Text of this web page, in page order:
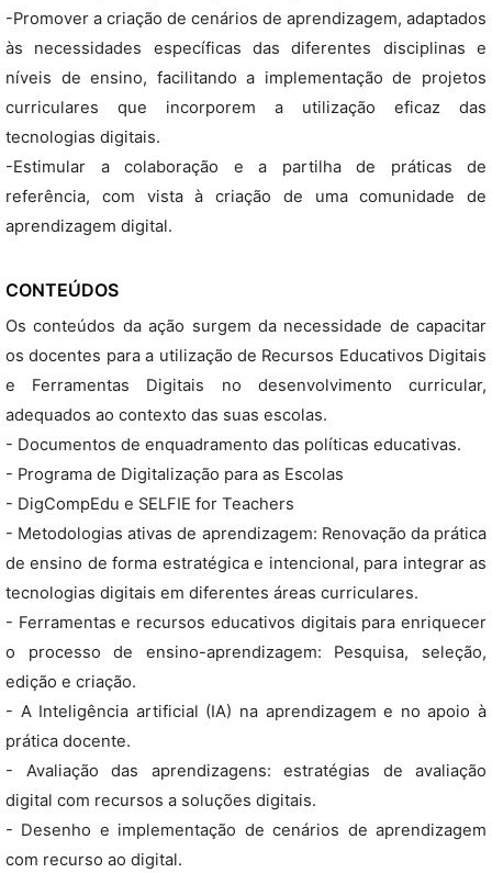
-Promover a criação de cenários de aprendizagem, adaptados
às necessidades específicas das diferentes disciplinas e
níveis de ensino, facilitando a implementação de projetos
curriculares que incorporem a utilização eficaz das
tecnologias digitais.
-Estimular a colaboração e a partilha de práticas de
referência, com vista à criação de uma comunidade de
aprendizagem digital.
CONTEÚDOS
Os conteúdos da ação surgem da necessidade de capacitar
os docentes para a utilização de Recursos Educativos Digitais
e Ferramentas Digitais no desenvolvimento curricular,
adequados ao contexto das suas escolas.
- Documentos de enquadramento das políticas educativas.
- Programa de Digitalização para as Escolas
- DigCompEdu e SELFIE for Teachers
- Metodologias ativas de aprendizagem: Renovação da prática
de ensino de forma estratégica e intencional, para integrar as
tecnologias digitais em diferentes áreas curriculares.
- Ferramentas e recursos educativos digitais para enriquecer
o processo de ensino-aprendizagem: Pesquisa, seleção,
edição e criação.
- A Inteligência artificial (IA) na aprendizagem e no apoio à
prática docente.
- Avaliação das aprendizagens: estratégias de avaliação
digital com recursos a soluções digitais.
- Desenho e implementação de cenários de aprendizagem
com recurso ao digital.